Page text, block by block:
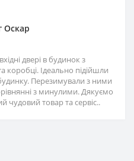
Оскар
двері в будинок з
коробці. Ідеально підійшли
Перезимували з ними
з минулими. Дякуємо
чудовий товар та сервіс..